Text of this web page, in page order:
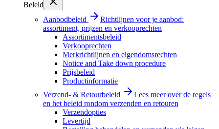
Beleid
Aanbodbeleid
Richtlijnen voor je aanbod:
assortiment, prijzen en verkooprechten
Assortimentsbeleid
Verkooprechten
Merkrichtlijnen en eigendomsrechten
Notice and Take down procedure
Prijsbeleid
Productinformatie
Verzend- & Retourbeleid
Lees meer over de regels
en het beleid rondom verzenden en retouren
Verzendopties
Levertijd